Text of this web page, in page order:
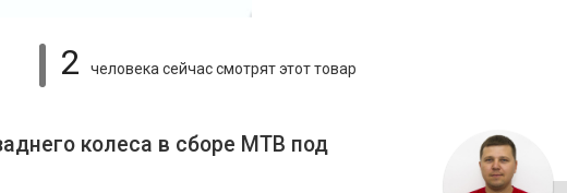
2 человека сейчас смотрятэтот товар
колеса в сборе МТВ под